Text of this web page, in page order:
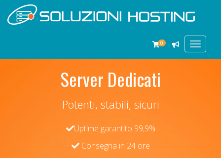
Toggle
0
Server Dedicati
Potenti, stabili, sicuri
Uptime garantito 99,9%
Consegna in 24 ore